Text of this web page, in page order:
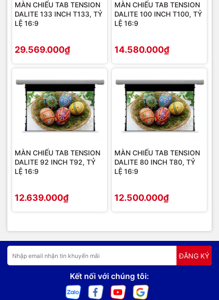
MÀN CHIẾU TAB TENSION
DALITE 133 INCH T133, TỶ
LỆ 16:9
29.569.000₫
MÀN CHIẾU TAB TENSION
DALITE 100 INCH T100, TỶ
LỆ 16:9
14.580.000₫
MÀN CHIẾU TAB TENSION
DALITE 92 INCH T92, TỶ
LỆ 16:9
12.639.000₫
MÀN CHIẾU TAB TENSION
DALITE 80 INCH T80, TỶ
LỆ 16:9
12.500.000₫
ĐĂNG KÝ
Kết nối với chúng tôi: